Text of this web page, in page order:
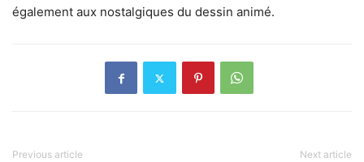
également aux nostalgiques du dessin animé.
Previous article Next article